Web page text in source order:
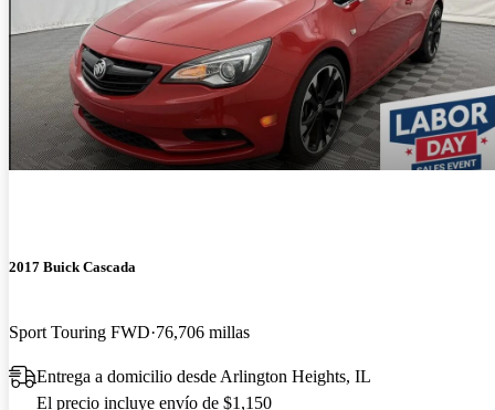
2017 Buick Cascada
Sport Touring FWD 76,706 millas
Entrega a domicilio desde Arlington Heights, IL
El precio incluye envío de $1,150